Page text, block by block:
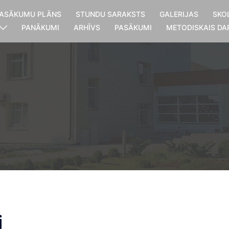
PLĀNS STUNDU SARAKSTS GALERIJAS
PANĀKUMI ARHĪVS PASĀKUMI METODISKAIS